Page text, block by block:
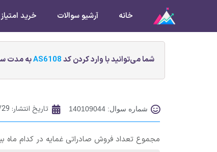
خانه آرشیو سوالات خرید امتیاز
شما می‌توانید با وارد کردن کدAS6108به مدت
شماره سوال: 140109044 تاریخ انتشار:
مجموع تعداد فروش صادراتی غمایه در کدام ماه